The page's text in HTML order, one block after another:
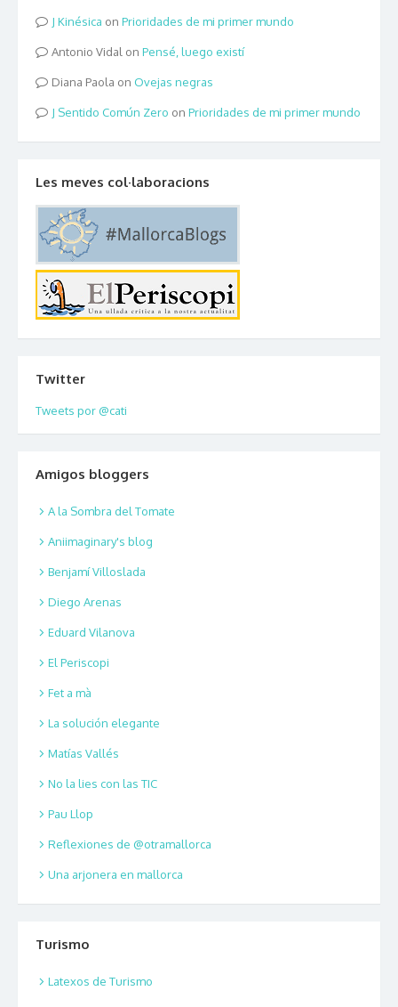
Kinésica on Prioridades de mi primer mundo
Antonio Vidal on Pensé, luego existí
Diana Paola on Ovejas negras
Sentido Común Zero on Prioridades de mi primer mundo
Les meves col·laboracions
Twitter
Tweets por @cati
Amigos bloggers
A la Sombra del Tomate
Aniimaginary's blog
Benjamí Villoslada
Diego Arenas
Eduard Vilanova
El Periscopi
Fet a mà
La solución elegante
Matías Vallés
No la lies con las TIC
Pau Llop
Reflexiones de @otramallorca
Una arjonera en mallorca
Turismo
Latexos de Turismo